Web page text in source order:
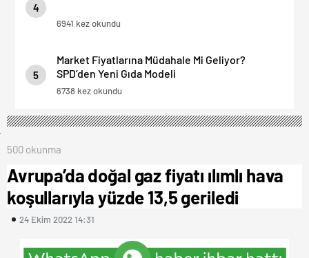
4
6941 kez okundu
5
Market Fiyatlarına Müdahale Mi Geliyor?
SPD’den Yeni Gıda Modeli
6738 kez okundu
500 okunma
Avrupa’da doğal gaz fiyatı ılımlı hava
koşullarıyla yüzde 13,5 geriledi
24 Ekim 2022 14:31